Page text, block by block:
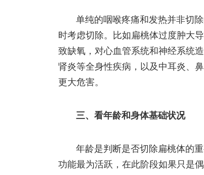
单纯的咽喉疼痛和发热并非切
时考虑切除。比如扁桃体过度肿大
致缺氧，对心血管系统和神经系统
肾炎等全身性疾病，以及中耳炎、
更大危害。
三、看年龄和身体基础状况
年龄是判断是否切除扁桃体的
功能最为活跃，在此阶段如果只是